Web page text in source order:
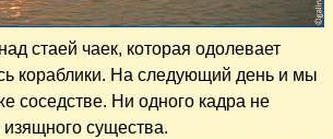
стаей чаек, которая одолевает
кораблики. На следующий день и мы
соседстве. Ни одного кадра не
изящного существа.